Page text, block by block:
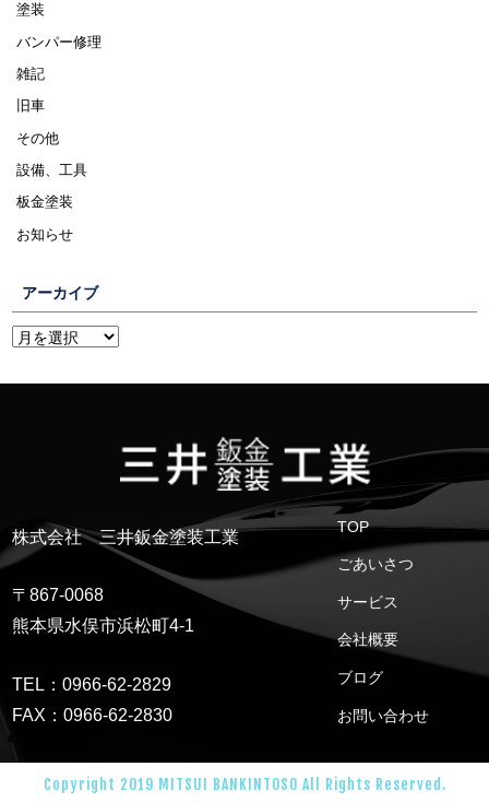
塗装
バンパー修理
雑記
旧車
その他
設備、工具
板金塗装
お知らせ
アーカイブ
株式会社 三井鈑金塗装工業
〒867-0068
熊本県水俣市浜松町4-1
TEL：0966-62-2829
FAX：0966-62-2830
TOP
ごあいさつ
サービス
会社概要
ブログ
お問い合わせ
Copyright 2019 MITSUI BANKINTOSO All Rights Reserved.